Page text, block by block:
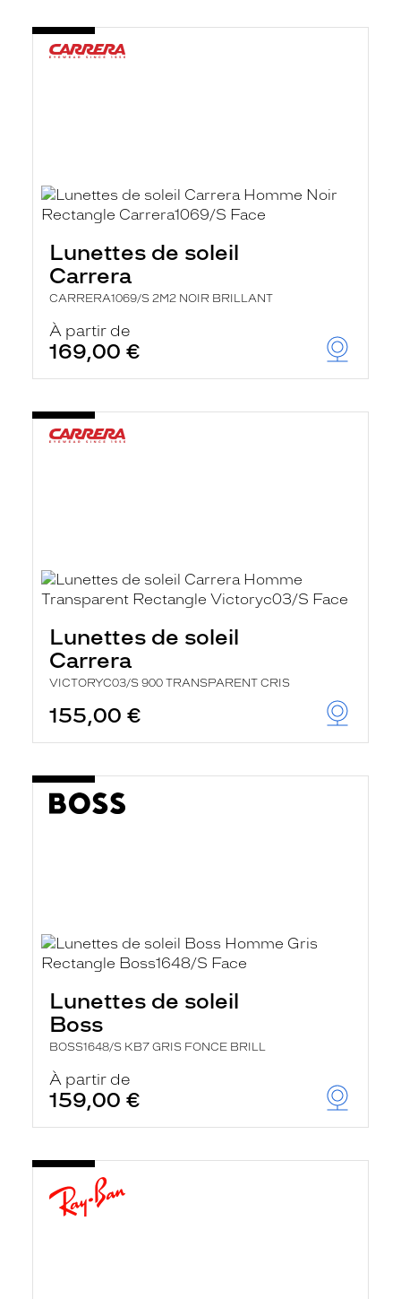
Lunettes de soleil
Carrera
CARRERA1069/S 2M2 NOIR BRILLANT
À partir de
169,00 €
Lunettes de soleil
Carrera
VICTORYC03/S 900 TRANSPARENT CRIS
155,00 €
Lunettes de soleil
Boss
BOSS1648/S KB7 GRIS FONCE BRILL
À partir de
159,00 €